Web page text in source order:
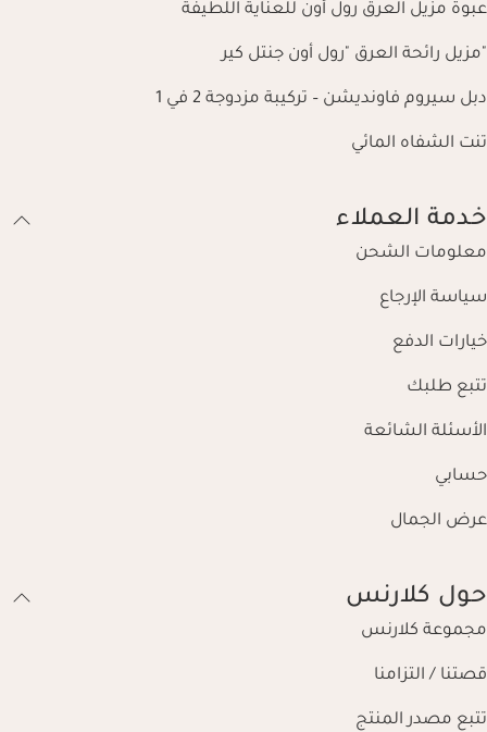
عبوة مزيل العرق رول أون للعناية اللطيفة
"مزيل رائحة العرق "رول أون جنتل كير
دبل سيروم فاونديشن – تركيبة مزدوجة 2 في 1
تنت الشفاه المائي
خدمة العملاء
معلومات الشحن
سياسة الإرجاع
خيارات الدفع
تتبع طلبك
الأسئلة الشائعة
حسابي
عرض الجمال
حول كلارنس
مجموعة كلارنس
قصتنا / التزامنا
تتبع مصدر المنتج